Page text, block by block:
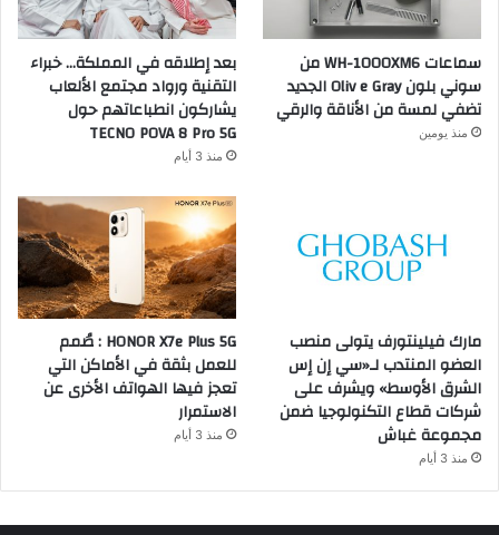
سماعات WH-1000XM6 من
سوني بلون Oliv e Gray الجديد
تضفي لمسة من الأناقة والرقي
منذ يومين
بعد إطلاقه في المملكة… خبراء
التقنية ورواد مجتمع الألعاب
يشاركون انطباعاتهم حول
TECNO POVA 8 Pro 5G
منذ 3 أيام
مارك فيلينتورف يتولى منصب
العضو المنتدب لـ«سي إن إس
الشرق الأوسط» ويشرف على
شركات قطاع التكنولوجيا ضمن
مجموعة غباش
منذ 3 أيام
HONOR X7e Plus 5G : صُمم
للعمل بثقة في الأماكن التي
تعجز فيها الهواتف الأخرى عن
الاستمرار
منذ 3 أيام